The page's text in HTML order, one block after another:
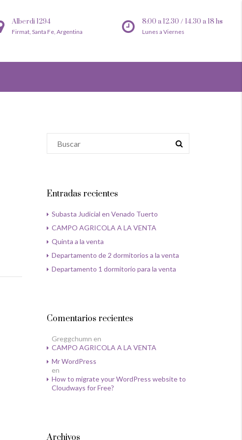
8:00 a 12.30 / 14.30 a 18 hs
Lunes a Viernes
Alberdi 1294
Firmat, Santa Fe, Argentina
Entradas recientes
Subasta Judicial en Venado Tuerto
CAMPO AGRICOLA A LA VENTA
Quinta a la venta
Departamento de 2 dormitorios a la venta
Departamento 1 dormitorio para la venta
Comentarios recientes
Greggchumn en
CAMPO AGRICOLA A LA VENTA
Mr WordPress
en
How to migrate your WordPress website to
Cloudways for Free?
Archivos